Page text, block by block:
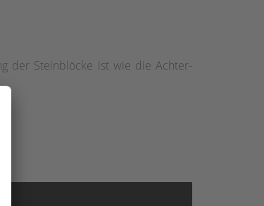
der Steinblöcke ist wie die Achter-